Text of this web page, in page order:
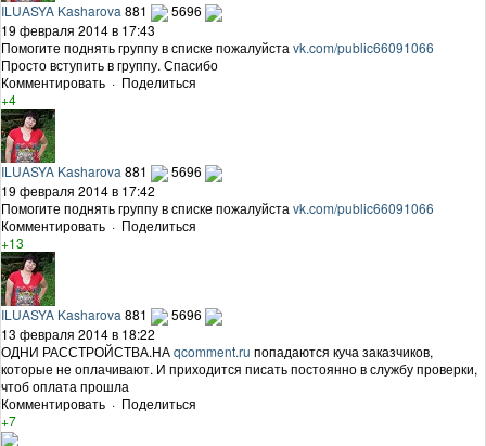
ILUASYA Kasharova 881
5696
19 февраля 2014 в 17:43
Помогите поднять группу в списке пожалуйста vk.com/public66091066
Просто вступить в группу. Спасибо
Комментировать · Поделиться
+4
ILUASYA Kasharova 881
5696
19 февраля 2014 в 17:42
Помогите поднять группу в списке пожалуйста vk.com/public66091066
Комментировать · Поделиться
+13
ILUASYA Kasharova 881
5696
13 февраля 2014 в 18:22
ОДНИ РАССТРОЙСТВА.НАqcomment.ru попадаются куча заказчиков,
которые не оплачивают. И приходится писать постоянно в службу проверки,
чтоб оплата прошла
Комментировать · Поделиться
+7